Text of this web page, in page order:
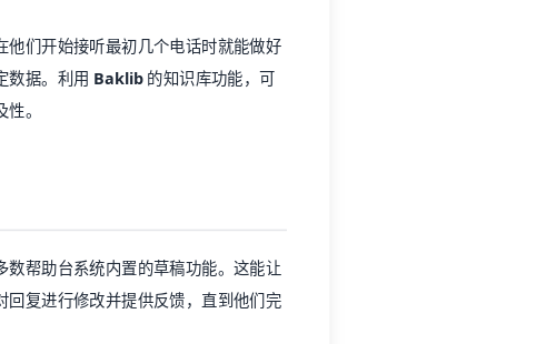
们开始接听最初几个电话时就能做好
数据。利用 Baklib的知识库功能，可
。
帮助台系统内置的草稿功能。这能让
复进行修改并提供反馈，直到他们完